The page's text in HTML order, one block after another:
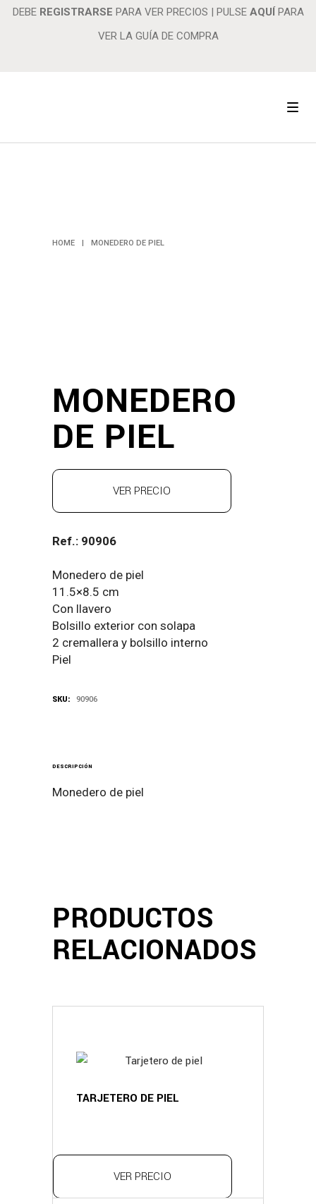
DEBE REGISTRARSE PARA VER PRECIOS | PULSE AQUÍ PARA
VER LA GUÍA DE COMPRA
HOME | MONEDERO DE PIEL
MONEDERO
DE PIEL
VER PRECIO
Ref.: 90906
Monedero de piel
11.5×8.5 cm
Con llavero
Bolsillo exterior con solapa
2 cremallera y bolsillo interno
Piel
SKU: 90906
DESCRIPCIÓN
Monedero de piel
PRODUCTOS
RELACIONADOS
TARJETERO DE PIEL
VER PRECIO